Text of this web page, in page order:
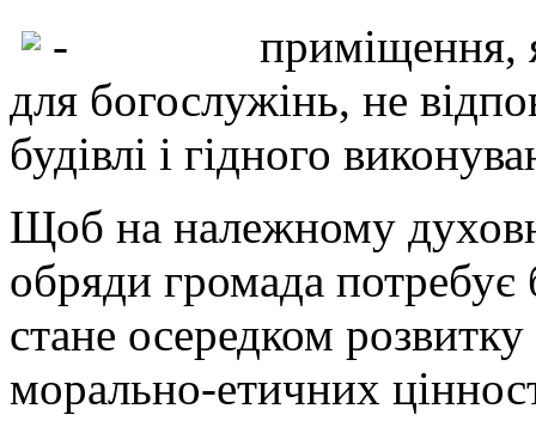
- приміщення, яке
для богослужінь, не
будівлі і гідного
Щоб на належному
обряди громада потребує
стане осередком
морально-етичних